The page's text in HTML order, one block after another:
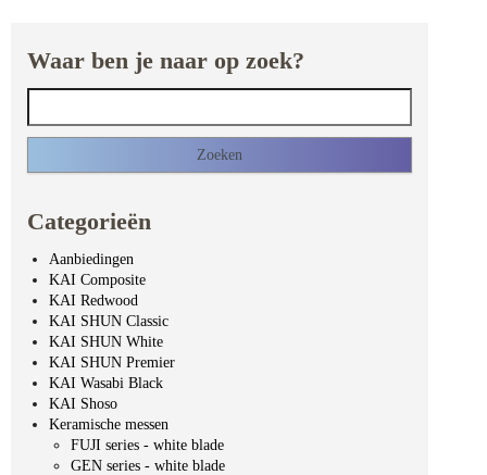
Waar ben je naar op zoek?
Categorieën
Aanbiedingen
KAI Composite
KAI Redwood
KAI SHUN Classic
KAI SHUN White
KAI SHUN Premier
KAI Wasabi Black
KAI Shoso
Keramische messen
FUJI series - white blade
GEN series - white blade